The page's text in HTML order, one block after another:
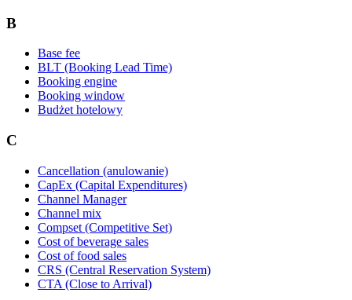
B
Base fee
BLT (Booking Lead Time)
Booking engine
Booking window
Budżet hotelowy
C
Cancellation (anulowanie)
CapEx (Capital Expenditures)
Channel Manager
Channel mix
Compset (Competitive Set)
Cost of beverage sales
Cost of food sales
CRS (Central Reservation System)
CTA (Close to Arrival)